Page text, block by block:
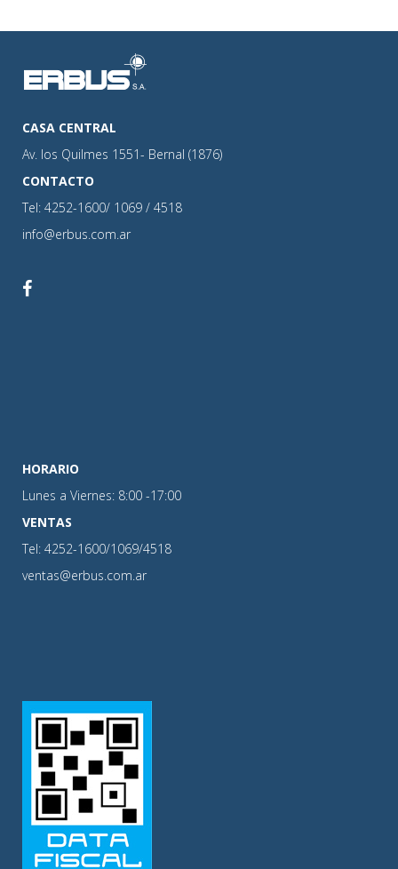
CASA CENTRAL
Av. los Quilmes 1551- Bernal (1876)
CONTACTO
Tel: 4252-1600/ 1069 / 4518
info@erbus.com.ar
HORARIO
Lunes a Viernes: 8:00 -17:00
VENTAS
Tel: 4252-1600/1069/4518
ventas@erbus.com.ar